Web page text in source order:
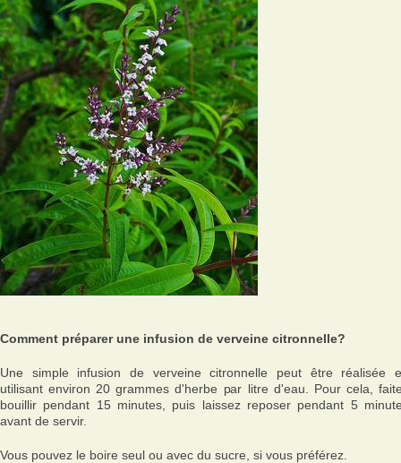
Comment préparer une infusion de verveine citronnelle?
Une simple infusion de verveine citronnelle peut être réalisée
utilisant environ 20 grammes d'herbe par litre d'eau. Pour cela,
bouillir pendant 15 minutes, puis laissez reposer pendant 5
avant de servir.
Vous pouvez le boire seul ou avec du sucre, si vous préférez.